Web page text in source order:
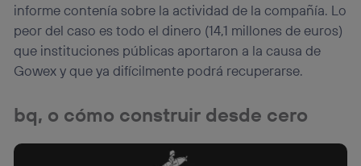
informecontenía sobre la actividad de la compañía. Lo
peor del caso es todo el dinero (14,1 millones de euros)
que instituciones públicas aportaron a la causa de
Gowex y que ya difícilmente podrá recuperarse.
bq, o cómo construir desde cero